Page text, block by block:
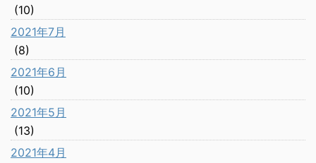
(10)
2021年7月
(8)
2021年6月
(10)
2021年5月
(13)
2021年4月